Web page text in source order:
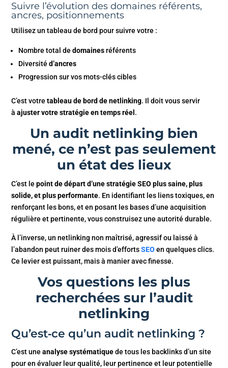
Suivre l’évolution des domaines référents,
ancres, positionnements
Utilisez un tableau de bord pour suivre votre :
Nombre total dedomainesréférents
Diversitéd’ancres
Progression sur vos mots-clés cibles
C’est votretableau de bord de netlinking. Il doit vous servir
àajuster votre stratégie en temps réel .
Un audit netlinking bien
mené, ce n’est pas seulement
un état des lieux
C’est lepoint de départ d’une stratégie SEO plus saine, plus
solide, et plus performante. En identifiant les liens toxiques, en
renforçant les bons, et en posant les bases d’une acquisition
régulière et pertinente, vous construisez une autorité durable.
À l’inverse, un netlinking non maîtrisé, agressif ou laissé à
l’abandon peut ruiner des mois d’effortsSEO en quelques clics.
Ce levier est puissant, mais à manier avec finesse.
Vos questions les plus
recherchées sur l’audit
netlinking
Qu’est‑ce qu’un audit netlinking ?
C’est uneanalyse systématiquede tous les backlinks d’un site
pour en évaluer leur qualité, leur pertinence et leur potentielle